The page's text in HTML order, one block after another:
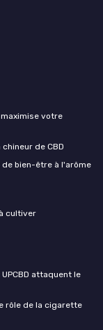
votre
de CBD
de bien-être à l'arôme
cultiver
attaquent le
rôle de la cigarette